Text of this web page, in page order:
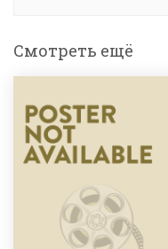
Смотреть ещё